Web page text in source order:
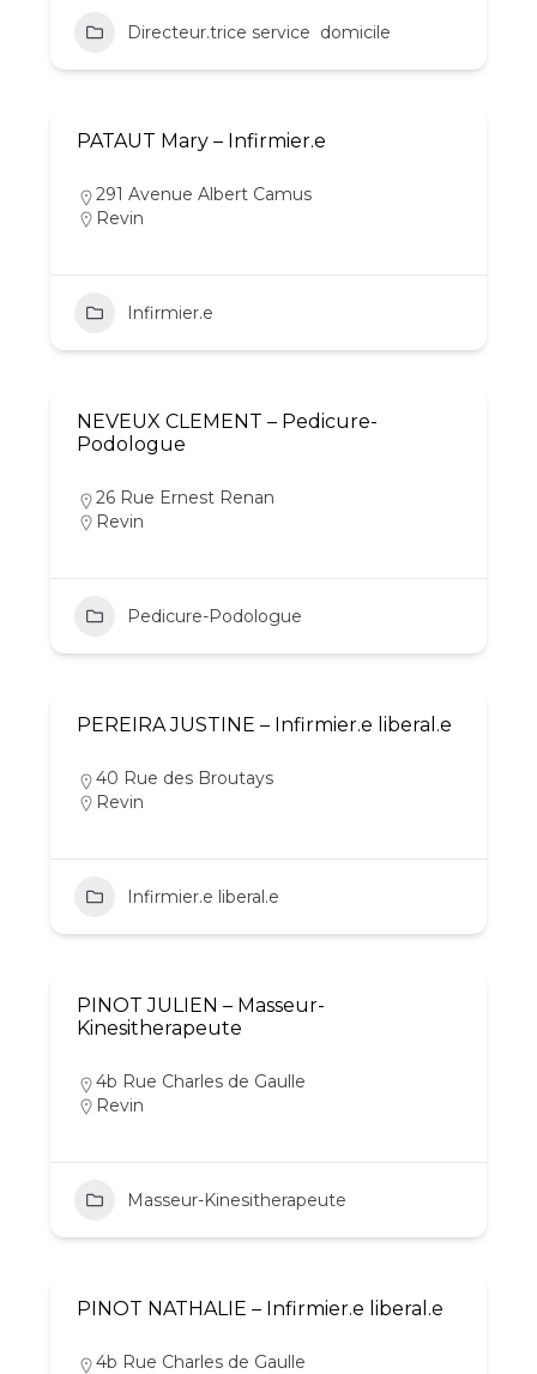
Directeur.trice service  domicile
PATAUT Mary – Infirmier.e
291 Avenue Albert Camus
Revin
Infirmier.e
NEVEUX CLEMENT – Pedicure-
Podologue
26 Rue Ernest Renan
Revin
Pedicure-Podologue
PEREIRA JUSTINE – Infirmier.e liberal.e
40 Rue des Broutays
Revin
Infirmier.e liberal.e
PINOT JULIEN – Masseur-
Kinesitherapeute
4b Rue Charles de Gaulle
Revin
Masseur-Kinesitherapeute
PINOT NATHALIE – Infirmier.e liberal.e
4b Rue Charles de Gaulle